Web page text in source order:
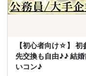
【初心者向け☆】
先交換も自由♪♪ 結
いコン♪